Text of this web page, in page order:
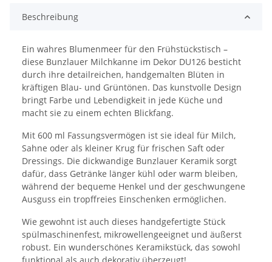
Beschreibung
Ein wahres Blumenmeer für den Frühstückstisch –
diese Bunzlauer Milchkanne im Dekor DU126 besticht
durch ihre detailreichen, handgemalten Blüten in
kräftigen Blau- und Grüntönen. Das kunstvolle Design
bringt Farbe und Lebendigkeit in jede Küche und
macht sie zu einem echten Blickfang.
Mit 600 ml Fassungsvermögen ist sie ideal für Milch,
Sahne oder als kleiner Krug für frischen Saft oder
Dressings. Die dickwandige Bunzlauer Keramik sorgt
dafür, dass Getränke länger kühl oder warm bleiben,
während der bequeme Henkel und der geschwungene
Ausguss ein tropffreies Einschenken ermöglichen.
Wie gewohnt ist auch dieses handgefertigte Stück
spülmaschinenfest, mikrowellengeeignet und äußerst
robust. Ein wunderschönes Keramikstück, das sowohl